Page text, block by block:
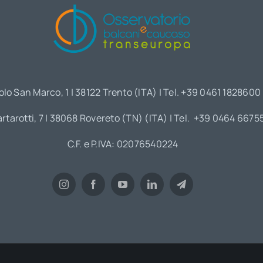
San Marco, 1 | 38122 Trento (ITA) | Tel. +39 0461 1828600
7 | 38068 Rovereto (TN) (ITA) | Tel. +39 0464
C.F. e P.IVA: 02076540224